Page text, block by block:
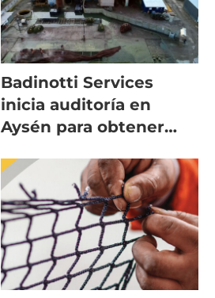
Badinotti Services
inicia auditoría en
Aysén para obtener
certificaciones